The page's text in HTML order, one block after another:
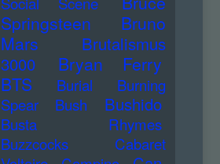
Springsteen
Bruno
Mars
Brutalismus
3000
Bryan Ferry
BTS
Burial
Burning
Spear
Bush Bushido
Busta Rhymes
Buzzcocks
Cabaret